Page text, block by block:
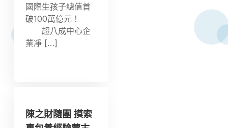
國際生孩子總值首
破100萬億元！
超八成中心企
業凈 […]
陳之財隨團 摸索